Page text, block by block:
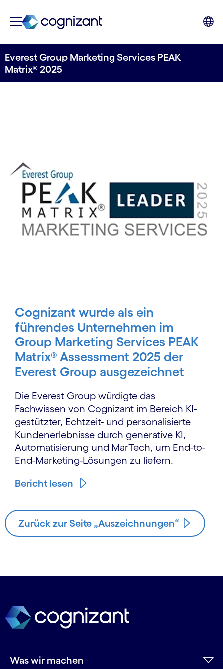
Everest Group Marketing Services PEAK
Matrix® 2025
Cognizant wurde als ein
führendes Unternehmen im
Group Marketing Services PEAK
Matrix® Assessment 2025 der
Everest Group ausgezeichnet
Die Everest Group würdigte das
Fachwissen von Cognizant im Bereich KI-
gestützter, Echtzeit- und personalisierte
Kundenerlebnisse durch generative KI,
Automatisierung und MarTech, um End-to-
End-Marketing-Lösungen zu liefern.
Bericht lesen
Zurück zur Seite „Auszeichnungen“
Was wir machen